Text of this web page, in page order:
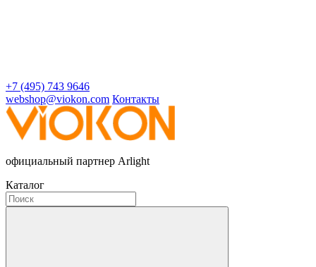
+7 (495) 743 9646
webshop@viokon.com Контакты
официальный партнер Arlight
Каталог